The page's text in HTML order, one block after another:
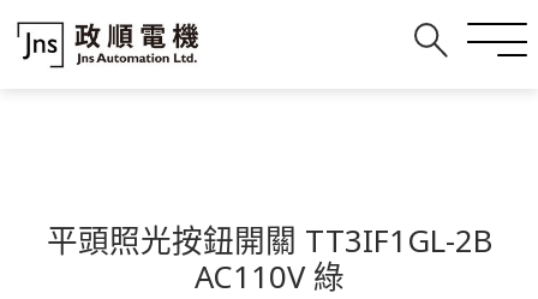
平頭照光按鈕開關 TT3IF1GL-2B
AC110V 綠